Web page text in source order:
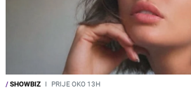
/SHOWBIZ I PRIJE OKO 13H